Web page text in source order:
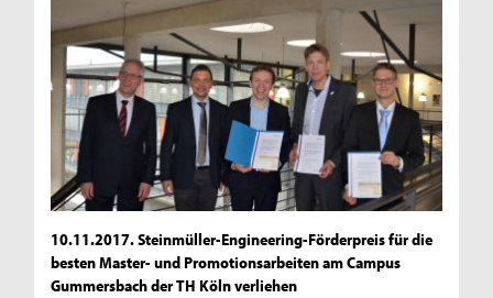
10.11.2017. Steinmüller-Engineering-Förderpreis für die
besten Master- und Promotionsarbeiten am Campus
Gummersbach der TH Köln verliehen